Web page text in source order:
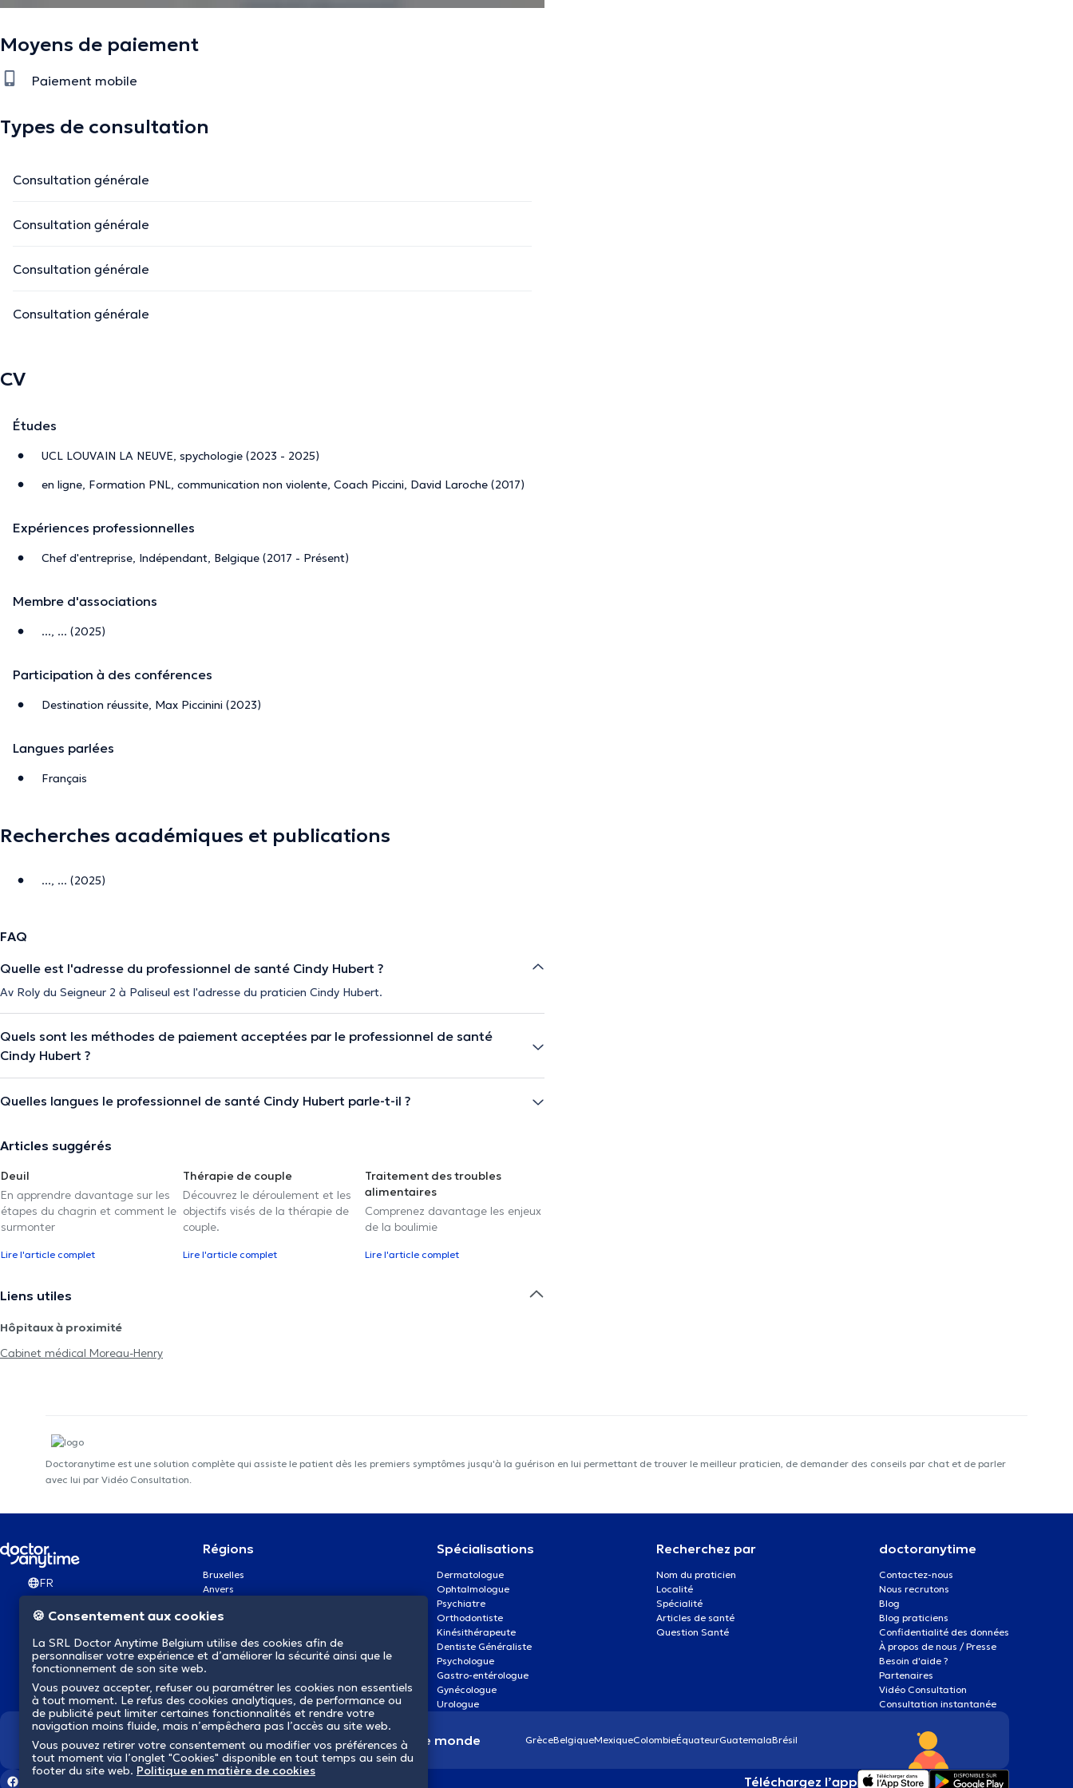
Moyens de paiement
Paiement mobile
Types de consultation
Consultation générale
Consultation générale
Consultation générale
Consultation générale
CV
Études
UCL LOUVAIN LA NEUVE, spychologie (2023 - 2025)
en ligne, Formation PNL, communication non violente, Coach Piccini, David Laroche (2017)
Expériences professionnelles
Chef d'entreprise, Indépendant, Belgique (2017 - Présent)
Membre d'associations
..., ... (2025)
Participation à des conférences
Destination réussite, Max Piccinini (2023)
Langues parlées
Français
Recherches académiques et publications
..., ... (2025)
FAQ
Quelle est l'adresse du professionnel de santé Cindy Hubert ?
Av Roly du Seigneur 2 à Paliseul est l'adresse du praticien Cindy Hubert.
Quels sont les méthodes de paiement acceptées par le professionnel de santé
Cindy Hubert ?
Quelles langues le professionnel de santé Cindy Hubert parle-t-il ?
Articles suggérés
Deuil
En apprendre davantage sur les
étapes du chagrin et comment le
surmonter
Lire l'article complet
Thérapie de couple
Découvrez le déroulement et les
objectifs visés de la thérapie de
couple.
Lire l'article complet
Traitement des troubles
alimentaires
Comprenez davantage les enjeux
de la boulimie
Lire l'article complet
Liens utiles
Hôpitaux à proximité
Cabinet médical Moreau-Henry
Doctoranytime est une solution complète qui assiste le patient dès les premiers symptômes jusqu'à la guérison en lui permettant de trouver le meilleur praticien, de demander des conseils par chat et de parler
avec lui par Vidéo Consultation.
FR
Régions
Bruxelles
Anvers
Charleroi
Bruges
Namur
Louvain
Mons
Aalst Flandre-Orientale
Spécialisations
Dermatologue
Ophtalmologue
Psychiatre
Orthodontiste
Kinésithérapeute
Dentiste Généraliste
Psychologue
Gastro-entérologue
Gynécologue
Urologue
Recherchez par
Nom du praticien
Localité
Spécialité
Articles de santé
Question Santé
doctoranytime
Contactez-nous
Nous recrutons
Blog
Blog praticiens
Confidentialité des données
À propos de nous / Presse
Besoin d'aide ?
Partenaires
Vidéo Consultation
Consultation instantanée
Nous révolutionnons la santé dans le monde GrèceBelgiqueMexiqueColombieÉquateurGuatemalaBrésil
Téléchargez l’app
🍪 Consentement aux cookies
La SRL Doctor Anytime Belgium utilise des cookies afin de
personnaliser votre expérience et d’améliorer la sécurité ainsi que le
fonctionnement de son site web.
Vous pouvez accepter, refuser ou paramétrer les cookies non essentiels
à tout moment. Le refus des cookies analytiques, de performance ou
de publicité peut limiter certaines fonctionnalités et rendre votre
navigation moins fluide, mais n’empêchera pas l’accès au site web.
Vous pouvez retirer votre consentement ou modifier vos préférences à
tout moment via l’onglet "Cookies" disponible en tout temps au sein du
footer du site web. Politique en matière de cookies